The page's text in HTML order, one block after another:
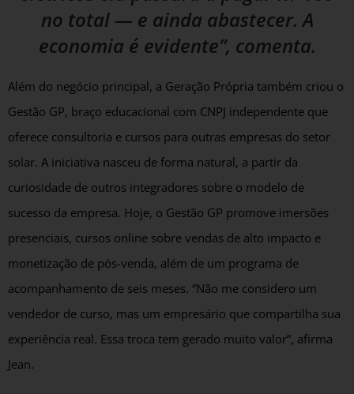
no total — e ainda abastecer. A
economia é evidente”, comenta.
Além do negócio principal, a Geração Própria também criou o
Gestão GP, braço educacional com CNPJ independente que
oferece consultoria e cursos para outras empresas do setor
solar. A iniciativa nasceu de forma natural, a partir da
curiosidade de outros integradores sobre o modelo de
sucesso da empresa. Hoje, o Gestão GP promove imersões
presenciais, cursos online sobre vendas de alto impacto e
monetização de pós-venda, além de um programa de
acompanhamento de seis meses. “Não me considero um
vendedor de curso, mas um empresário que compartilha sua
experiência real. Essa troca tem gerado muito valor”, afirma
Jean.